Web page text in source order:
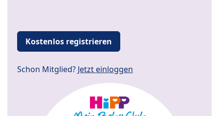
Kostenlos registrieren
Schon Mitglied? Jetzt einloggen